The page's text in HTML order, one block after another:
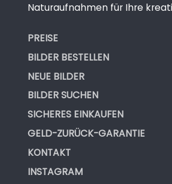
Naturaufnahmen für Ihre
PREISE
BILDER BESTELLEN
NEUE BILDER
BILDER SUCHEN
SICHERES EINKAUFEN
GELD-ZURÜCK-GARANTIE
KONTAKT
INSTAGRAM